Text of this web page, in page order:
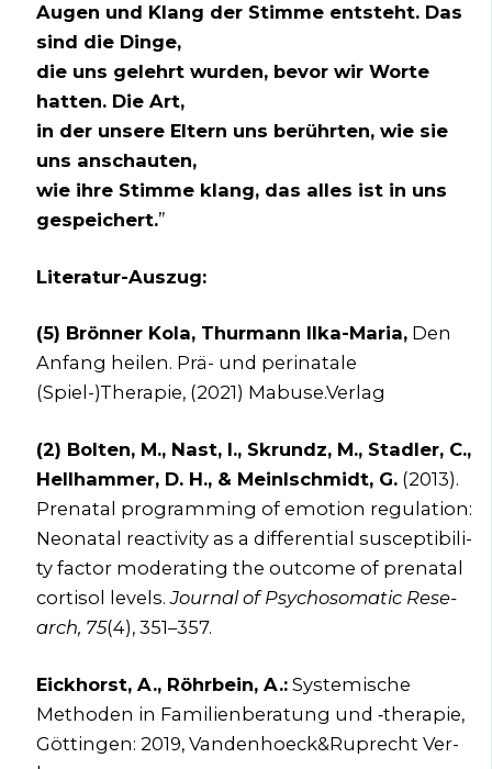
Augen und Klang der Stim­me ent­steht. Das
sind die Din­ge,
die uns gelehrt wur­den, bevor wir Wor­te
hat­ten. Die Art,
in der unse­re Eltern uns berühr­ten, wie sie
uns anschau­ten,
wie ihre Stim­me klang, das alles ist in uns
gespei­chert.”
Lite­ra­tur-Aus­zug:
(5) Brön­ner Kola, Thur­mann Ilka-Maria, Den
Anfang hei­len. Prä- und peri­na­ta­le
(Spiel-)Therapie, (2021) Mabuse.Verlag
(2) Bol­ten, M., Nast, I., Skr­undz, M., Stad­ler, C.,
Hell­ham­mer, D. H., & Meinlschmidt, G. (2013).
Pre­na­tal pro­gramming of emo­ti­on regu­la­ti­on:
Neo­na­tal reac­ti­vi­ty as a dif­fe­ren­ti­al sus­cep­ti­bi­li­
ty fac­tor mode­ra­ting the out­co­me of pre­na­tal
cor­ti­sol levels.Jour­nal of Psy­cho­so­ma­tic Rese­
arch, 75(4), 351–357.
Eick­horst, A., Röhr­bein, A.: Sys­te­mi­sche
Metho­den in Fami­li­en­be­ra­tung und ‑the­ra­pie,
Göt­tin­gen: 2019, Vandenhoeck&Ruprecht Ver­